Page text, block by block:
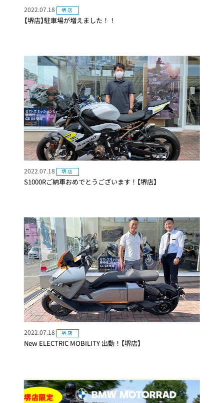
【堺店】駐車場が増えました！！
2022.07.18 堺店
S1000Rご納車おめでとうございます！【堺店】
2022.07.18 堺店
New ELECTRIC MOBILITY 出動！【堺店】
2022.07.18 堺店